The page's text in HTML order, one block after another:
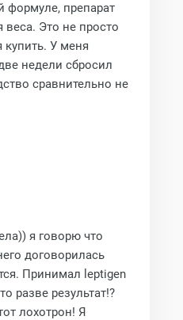
формуле, препарат
Это не просто
У меня
недели сбросил
сравнительно не
я говорю что
договорилась
Принимал leptigen
разве результат!?
лохотрон! Я